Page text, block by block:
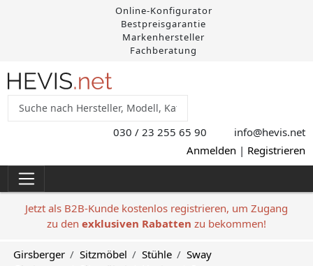
Online-Konfigurator
Bestpreisgarantie
Markenhersteller
Fachberatung
030 / 23 255 65 90 info@hevis.net
Anmelden | Registrieren
Jetzt als B2B-Kunde kostenlos registrieren, um Zugang
zu den exklusiven Rabatten zu bekommen!
Girsberger Sitzmöbel Stühle
Sway